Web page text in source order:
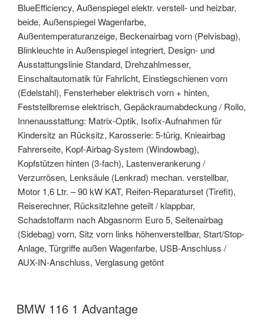
BlueEfficiency, Außenspiegel elektr. verstell- und heizbar,
beide, Außenspiegel Wagenfarbe,
Außentemperaturanzeige, Beckenairbag vorn (Pelvisbag),
Blinkleuchte in Außenspiegel integriert, Design- und
Ausstattungslinie Standard, Drehzahlmesser,
Einschaltautomatik für Fahrlicht, Einstiegschienen vorn
(Edelstahl), Fensterheber elektrisch vorn + hinten,
Feststellbremse elektrisch, Gepäckraumabdeckung / Rollo,
Innenausstattung: Matrix-Optik, Isofix-Aufnahmen für
Kindersitz an Rücksitz, Karosserie: 5-türig, Knieairbag
Fahrerseite, Kopf-Airbag-System (Windowbag),
Kopfstützen hinten (3-fach), Lastenverankerung /
Verzurrösen, Lenksäule (Lenkrad) mechan. verstellbar,
Motor 1,6 Ltr. – 90 kW KAT, Reifen-Reparaturset (Tirefit),
Reiserechner, Rücksitzlehne geteilt / klappbar,
Schadstoffarm nach Abgasnorm Euro 5, Seitenairbag
(Sidebag) vorn, Sitz vorn links höhenverstellbar, Start/Stop-
Anlage, Türgriffe außen Wagenfarbe, USB-Anschluss /
AUX-IN-Anschluss, Verglasung getönt
BMW 116 1 Advantage